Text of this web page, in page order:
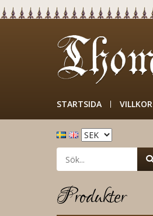
STARTSIDA VILLKOR
Produkter